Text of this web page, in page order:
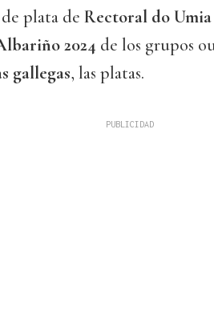
plata de Rectoral do Umia
2024 de los grupos
gallegas, las platas.